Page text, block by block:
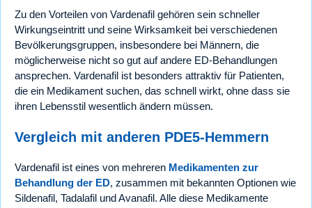
Zu den Vorteilen von Vardenafil gehören sein schneller
Wirkungseintritt und seine Wirksamkeit bei verschiedenen
Bevölkerungsgruppen, insbesondere bei Männern, die
möglicherweise nicht so gut auf andere ED-Behandlungen
ansprechen. Vardenafil ist besonders attraktiv für Patienten,
die ein Medikament suchen, das schnell wirkt, ohne dass sie
ihren Lebensstil wesentlich ändern müssen.
Vergleich mit anderen PDE5-Hemmern
Vardenafil ist eines von mehreren Medikamenten zur
Behandlung der ED, zusammen mit bekannten Optionen wie
Sildenafil, Tadalafil und Avanafil. Alle diese Medikamente